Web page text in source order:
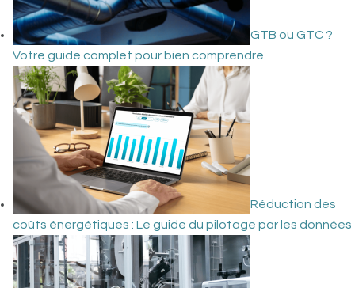
GTB ou GTC ?
Votre guide complet pour bien comprendre
Réduction des
coûts énergétiques : Le guide du pilotage par les données